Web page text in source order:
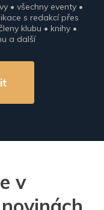
• všechny eventy •
s redakcí přes
klubu • knihy •
a další
v